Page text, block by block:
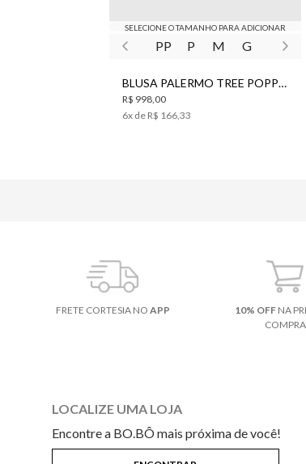
SELECIONE O TAMANHO PARA ADICIONAR
PP P M G
BLUSA PALERMO TREE POPPY TRICOT BO.BÔ FEMININA
R$ 998,00
6x de R$ 166,33
FRETE CORTESIA NO APP 10% OFFNA
COMPRA
LOCALIZE UMA LOJA
Encontre a BO.BÔ mais próxima de você!